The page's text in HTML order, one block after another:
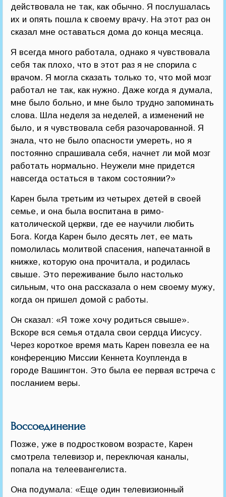
действовала не так, как обычно. Я послушалась
их и опять пошла к своему врачу. На этот раз он
сказал мне оставаться дома до конца месяца.
Я всегда много работала, однако я чувствовала
себя так плохо, что в этот раз я не спорила с
врачом. Я могла сказать только то, что мой мозг
работал не так, как нужно. Даже когда я думала,
мне было больно, и мне было трудно запоминать
слова. Шла неделя за неделей, а изменений не
было, и я чувствовала себя разочарованной. Я
знала, что не было опасности умереть, но я
постоянно спрашивала себя, начнет ли мой мозг
работать нормально. Неужели мне придется
навсегда остаться в таком состоянии?»
Карен была третьим из четырех детей в своей
семье, и она была воспитана в римо-
католической церкви, где ее научили любить
Бога. Когда Карен было десять лет, ее мать
помолилась молитвой спасения, напечатанной в
книжке, которую она прочитала, и родилась
свыше. Это переживание было настолько
сильным, что она рассказала о нем своему мужу,
когда он пришел домой с работы.
Он сказал: «Я тоже хочу родиться свыше».
Вскоре вся семья отдала свои сердца Иисусу.
Через короткое время мать Карен повезла ее на
конференцию Миссии Кеннета Коупленда в
городе Вашингтон. Это была ее первая встреча с
посланием веры.
Воссоединение
Позже, уже в подростковом возрасте, Карен
смотрела телевизор и, переключая каналы,
попала на телеевангелиста.
Она подумала: «Еще один телевизионный